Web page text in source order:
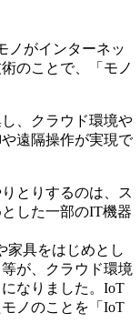
ノがインターネッ
のことで、「モノ
、クラウド環境や
遠隔操作が実現で
とりするのは、ス
した一部のIT機器
家具をはじめとし
が、クラウド環境
なりました。IoT
ノのことを「IoT